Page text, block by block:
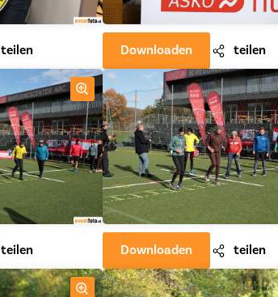
teilen Downloaden teilen
teilen Downloaden teilen